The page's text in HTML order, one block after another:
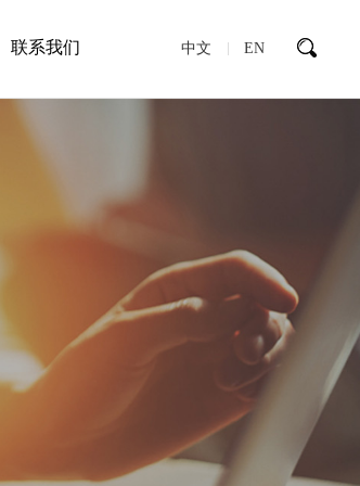
联系我们 中文 EN